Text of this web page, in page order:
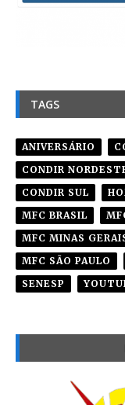
TAGS
ANIVERSÁRIO
CONDIR
CONDIR SUL
MFC BRASIL
MFC MINAS
MFC SÃO PAULO
SENESP